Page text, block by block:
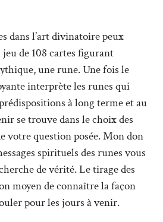
dans l’art divinatoire peux
de 108 cartes figurant
une rune. Une fois le
interprète les runes qui
à long terme et au
se trouve dans le choix des
votre question posée. Mon don
spirituels des runes vous
de vérité. Le tirage des
moyen de connaître la façon
pour les jours à venir.